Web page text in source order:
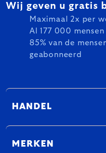
Wij geven u gratis
Maximaal 2x per
Al 177 000
85% van de
geabonneerd
HANDEL
MERKEN